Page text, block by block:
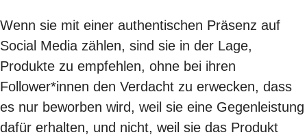
Wenn sie mit einer authentischen Präsenz auf
Social Media zählen, sind sie in der Lage,
Produkte zu empfehlen, ohne bei ihren
Follower*innen den Verdacht zu erwecken, dass
es nur beworben wird, weil sie eine Gegenleistung
dafür erhalten, und nicht, weil sie das Produkt